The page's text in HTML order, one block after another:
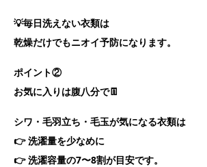
💡毎日洗えない衣類は
乾燥だけでもニオイ予防になります。
ポイント②
お気に入りは腹八分で👖
シワ・毛羽立ち・毛玉が気になる衣類は
👉 洗濯量を少なめに
👉 洗濯容量の7〜8割が目安です。